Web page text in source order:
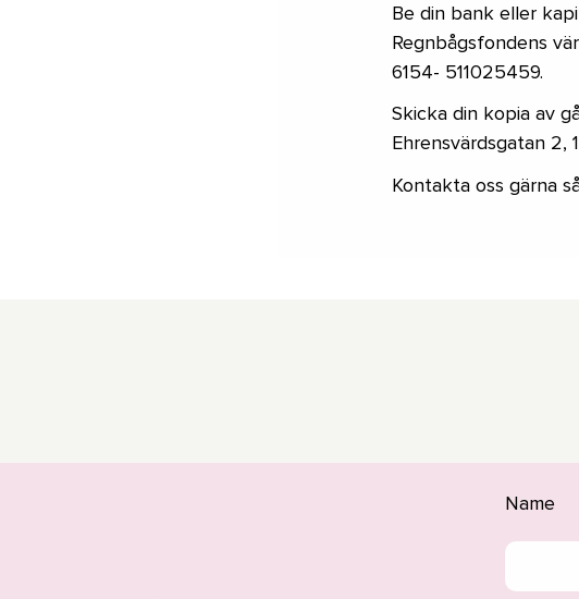
Be din bank eller
Regnbågsfondens
6154- 511025459.
Skicka din kopia av
Ehrensvärdsgatan 2,
Kontakta oss gärna
Name